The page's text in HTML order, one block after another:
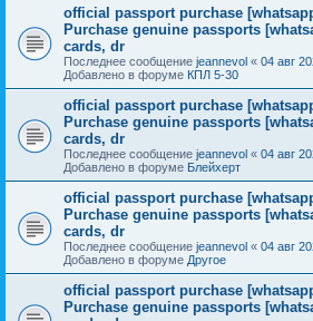
official passport purchase
Purchase genuine passports
cards, dr
Последнее сообщение jeannevol « 04 авг
Добавлено в форуме КПЛ 5-30
official passport purchase
Purchase genuine passports
cards, dr
Последнее сообщение jeannevol « 04 авг
Добавлено в форуме Блейхерт
official passport purchase
Purchase genuine passports
cards, dr
Последнее сообщение jeannevol « 04 авг
Добавлено в форуме Другое
official passport purchase
Purchase genuine passports